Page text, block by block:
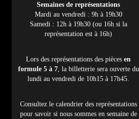
Semaines de représentations
Mardi au vendredi : 9h à 19h30
Samedi : 12h à 19h30 (ou 16h si la
représentation est à 16h)
Lors des représentations des pièces en
formule 5 à 7, la billetterie sera ouverte du
lundi au vendredi de 10h15 à 17h45.
Consultez le calendrier des représentations
pour savoir si nous sommes en semaine de